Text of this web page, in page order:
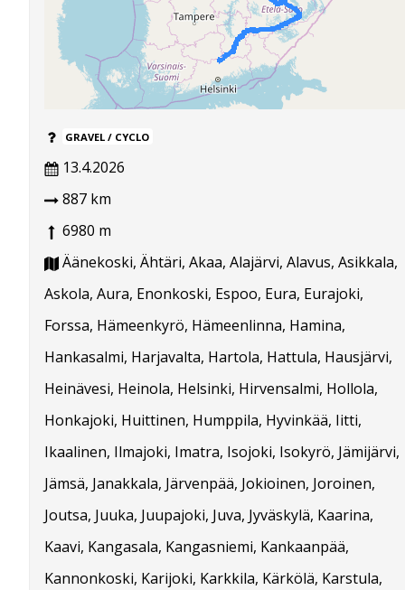
GRAVEL / CYCLO
13.4.2026
887 km
6980 m
Äänekoski, Ähtäri, Akaa, Alajärvi, Alavus, Asikkala,
Askola, Aura, Enonkoski, Espoo, Eura, Eurajoki,
Forssa, Hämeenkyrö, Hämeenlinna, Hamina,
Hankasalmi, Harjavalta, Hartola, Hattula, Hausjärvi,
Heinävesi, Heinola, Helsinki, Hirvensalmi, Hollola,
Honkajoki, Huittinen, Humppila, Hyvinkää, Iitti,
Ikaalinen, Ilmajoki, Imatra, Isojoki, Isokyrö, Jämijärvi,
Jämsä, Janakkala, Järvenpää, Jokioinen, Joroinen,
Joutsa, Juuka, Juupajoki, Juva, Jyväskylä, Kaarina,
Kaavi, Kangasala, Kangasniemi, Kankaanpää,
Kannonkoski, Karijoki, Karkkila, Kärkölä, Karstula,